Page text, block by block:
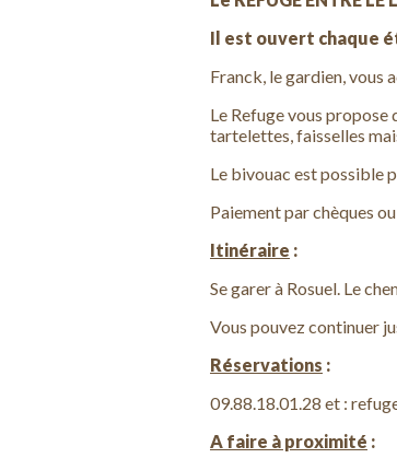
Il est ouvert chaque
Franck, le gardien, vous
Le Refuge vous
tartelettes, faisselles
Le bivouac est possible
Paiement par chèques
Itinéraire :
Se garer à Rosuel. Le
Vous pouvez continuer
Réservations :
09.88.18.01.28 et :
A faire à proximité :